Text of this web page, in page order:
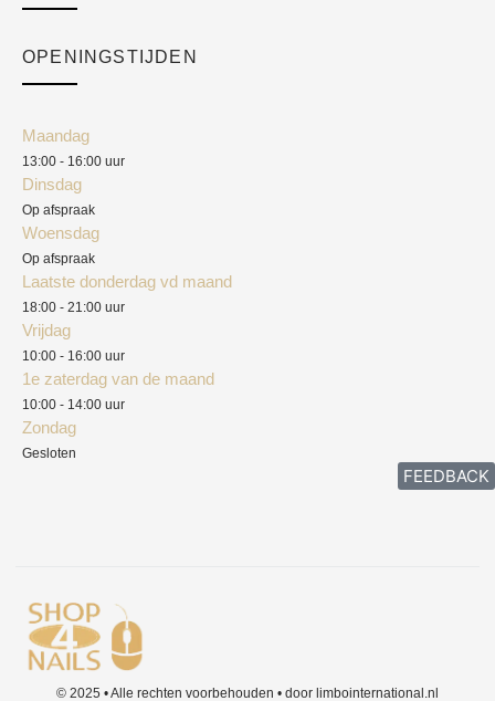
Academy
OPENINGSTIJDEN
Maandag
13:00 - 16:00 uur
Dinsdag
Op afspraak
Woensdag
Op afspraak
Laatste donderdag vd maand
18:00 - 21:00 uur
Vrijdag
10:00 - 16:00 uur
1e zaterdag van de maand
10:00 - 14:00 uur
Zondag
Gesloten
© 2025 • Alle rechten voorbehouden • door limbointernational.nl
FEEDBACK